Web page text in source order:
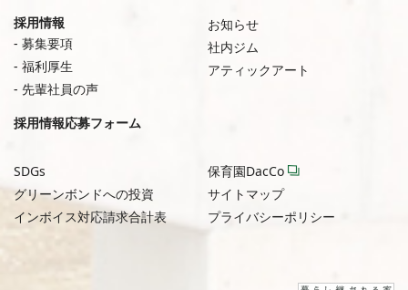
採用情報
募集要項
福利厚生
先輩社員の声
採用情報応募フォーム
お知らせ
社内ジム
アティックアート
SDGs
グリーンボンドへの投資
インボイス対応請求合計表
保育園DacCo
サイトマップ
プライバシーポリシー